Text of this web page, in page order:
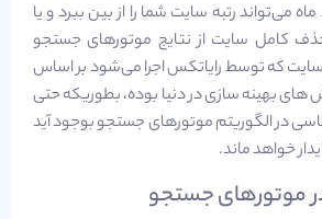
می‌تواند رتبه سایت شما را از بین ببرد و یا
کامل سایت از نتایج موتورهای جستجو
که توسط رایاتکس اجرا می‌شود بر اساس
های بهینه سازی در دنیا بوده، بطوریکه حتی
در الگوریتم موتورهای جستجو بوجود آید
خواهد ماند.
در موتورهای جستجو